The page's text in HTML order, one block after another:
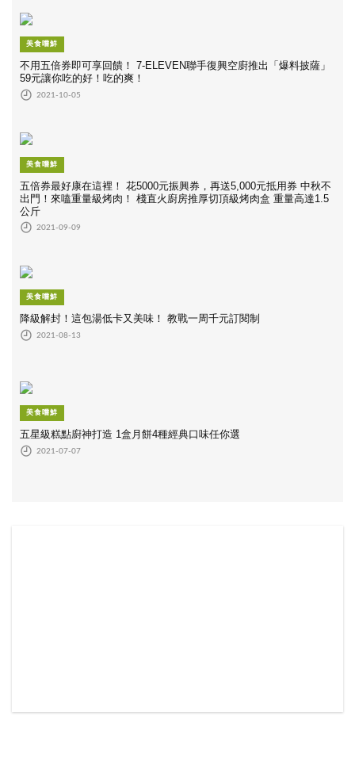
美食嚐鮮
不用五倍券即可享回饋！ 7-ELEVEN聯手復興空廚推出「爆料披薩」
59元讓你吃的好！吃的爽！
2021-10-05
美食嚐鮮
五倍券最好康在這裡！ 花5000元振興券，再送5,000元抵用券 中秋不
出門！來嗑重量級烤肉！ 棧直火廚房推厚切頂級烤肉盒 重量高達1.5
公斤
2021-09-09
美食嚐鮮
降級解封！這包湯低卡又美味！ 教戰一周千元訂閱制
2021-08-13
美食嚐鮮
五星級糕點廚神打造 1盒月餅4種經典口味任你選
2021-07-07